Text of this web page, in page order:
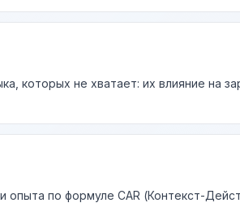
которых не хватает: их влияние на
опыта по формуле CAR (Контекст-